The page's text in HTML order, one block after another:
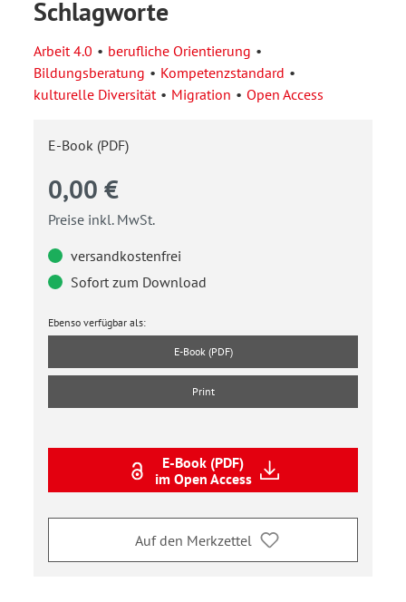
Schlagworte
Arbeit 4.0
berufliche Orientierung
Bildungsberatung
Kompetenzstandard
kulturelle Diversität
Migration Open Access
E-Book (PDF)
0,00 €
Preise inkl. MwSt.
versandkostenfrei
Sofort zum Download
Ebenso verfügbar als:
E-Book (PDF)
Print
E-Book (PDF)
im Open Access
Auf den Merkzettel